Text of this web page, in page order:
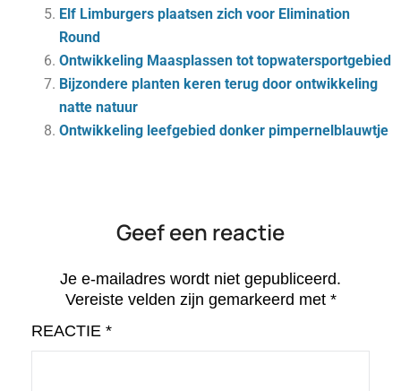
Elf Limburgers plaatsen zich voor Elimination
Round
Ontwikkeling Maasplassen tot topwatersportgebied
Bijzondere planten keren terug door ontwikkeling
natte natuur
Ontwikkeling leefgebied donker pimpernelblauwtje
Geef een reactie
Je e-mailadres wordt niet gepubliceerd.
Vereiste velden zijn gemarkeerd met *
REACTIE *